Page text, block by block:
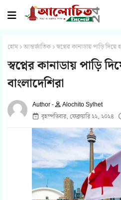
হোম আন্তর্জাতিক স্বপ্নের কানাডায় পাড়ি
স্বপ্নের কানাডায় পাড়ি
বাংলাদেশিরা
Alochito Sylhet
বৃহস্পতিবার, ফেব্রুয়ারি ২২, ২০২৪